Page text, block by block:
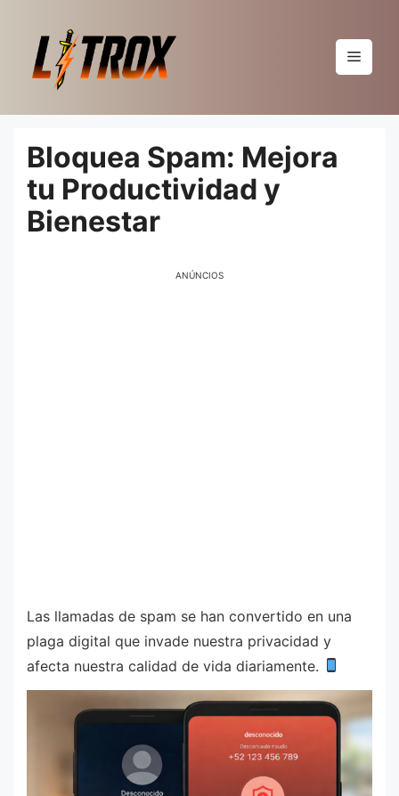
conteúdo
Menu
Bloquea Spam: Mejora
tu Productividad y
Bienestar
ANÚNCIOS
Las llamadas de spam se han convertido en una
plaga digital que invade nuestra privacidad y
afecta nuestra calidad de vida diariamente.